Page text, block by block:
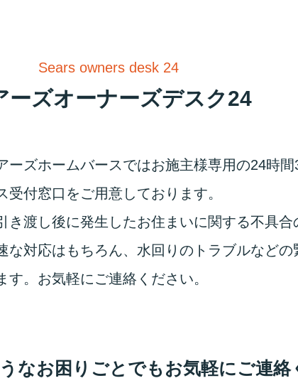
Sears owners desk 24
ーズオーナーズデスク24
ーズホームバースではお施主様専用の24時
受付窓口をご用意しております。
き渡し後に発生したお住まいに関する不具
な対応はもちろん、水回りのトラブルなど
す。お気軽にご連絡ください。
なお困りごとでもお気軽にご連絡